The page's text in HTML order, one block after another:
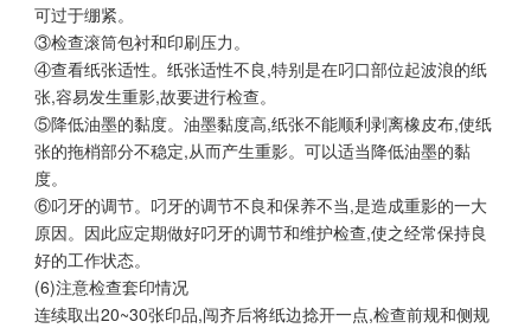
可过于绷紧。
③检查滚筒包衬和印刷压力。
④查看纸张适性。纸张适性不良,特别是在叼口部位起波浪的纸
张,容易发生重影,故要进行检查。
⑤降低油墨的黏度。油墨黏度高,纸张不能顺利剥离橡皮布,使纸
张的拖梢部分不稳定,从而产生重影。可以适当降低油墨的黏
度。
⑥叼牙的调节。叼牙的调节不良和保养不当,是造成重影的一大
原因。因此应定期做好叼牙的调节和维护检查,使之经常保持良
好的工作状态。
(6)注意检查套印情况
连续取出20~30张印品,闯齐后将纸边捻开一点,检查前规和侧规